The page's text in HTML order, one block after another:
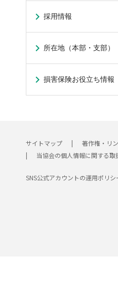
採用情報
所在地（本部・支部）
損害保険お役立ち情報
サイトマップ 著作権・リ
当協会の個人情報に関する取
SNS公式アカウントの運用ポリシ